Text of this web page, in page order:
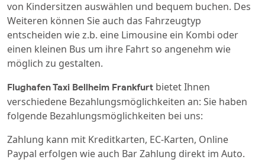
von Kindersitzen auswählen und bequem buchen. Des
Weiteren können Sie auch das Fahrzeugtyp
entscheiden wie z.b. eine Limousine ein Kombi oder
einen kleinen Bus um ihre Fahrt so angenehm wie
möglich zu gestalten.
Flughafen Taxi Bellheim Frankfurt bietet Ihnen
verschiedene Bezahlungsmöglichkeiten an: Sie haben
folgende Bezahlungsmöglichkeiten bei uns:
Zahlung kann mit Kreditkarten, EC-Karten, Online
Paypal erfolgen wie auch Bar Zahlung direkt im Auto.